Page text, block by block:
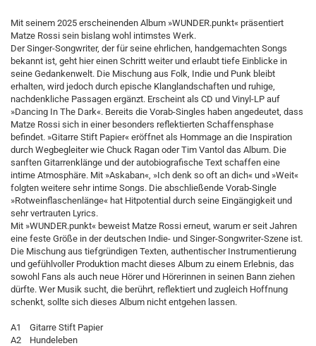
Mit seinem 2025 erscheinenden Album »WUNDER.punkt« präsentiert
Matze Rossi sein bislang wohl intimstes Werk.
Der Singer-Songwriter, der für seine ehrlichen, handgemachten Songs
bekannt ist, geht hier einen Schritt weiter und erlaubt tiefe Einblicke in
seine Gedankenwelt. Die Mischung aus Folk, Indie und Punk bleibt
erhalten, wird jedoch durch epische Klanglandschaften und ruhige,
nachdenkliche Passagen ergänzt. Erscheint als CD und Vinyl-LP auf
»Dancing In The Dark«. Bereits die Vorab-Singles haben angedeutet, dass
Matze Rossi sich in einer besonders reflektierten Schaffensphase
befindet. »Gitarre Stift Papier« eröffnet als Hommage an die Inspiration
durch Wegbegleiter wie Chuck Ragan oder Tim Vantol das Album. Die
sanften Gitarrenklänge und der autobiografische Text schaffen eine
intime Atmosphäre. Mit »Askaban«, »Ich denk so oft an dich« und »Weit«
folgten weitere sehr intime Songs. Die abschließende Vorab-Single
»Rotweinflaschenlänge« hat Hitpotential durch seine Eingängigkeit und
sehr vertrauten Lyrics.
Mit »WUNDER.punkt« beweist Matze Rossi erneut, warum er seit Jahren
eine feste Größe in der deutschen Indie- und Singer-Songwriter-Szene ist.
Die Mischung aus tiefgründigen Texten, authentischer Instrumentierung
und gefühlvoller Produktion macht dieses Album zu einem Erlebnis, das
sowohl Fans als auch neue Hörer und Hörerinnen in seinen Bann ziehen
dürfte. Wer Musik sucht, die berührt, reflektiert und zugleich Hoffnung
schenkt, sollte sich dieses Album nicht entgehen lassen.
A1 Gitarre Stift Papier
A2 Hundeleben